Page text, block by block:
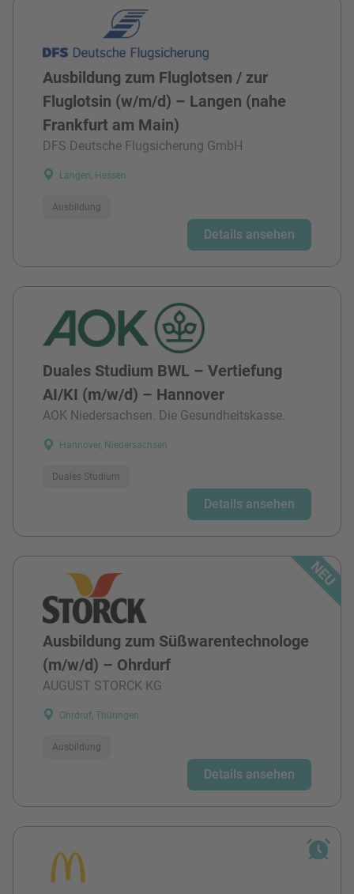
Ausbildung zum Fluglotsen / zur
Fluglotsin (w/m/d) – Langen (nahe
Frankfurt am Main)
DFS Deutsche Flugsicherung GmbH
Langen, Hessen
Ausbildung
Details ansehen
Duales Studium BWL – Vertiefung
AI/KI (m/w/d) – Hannover
AOK Niedersachsen. Die Gesundheitskasse.
Hannover, Niedersachsen
Duales Studium
Details ansehen
Ausbildung zum Süßwarentechnologe
(m/w/d) – Ohrdurf
AUGUST STORCK KG
Ohrdruf, Thüringen
Ausbildung
Details ansehen